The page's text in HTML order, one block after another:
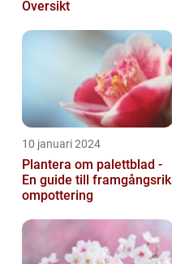
Översikt
10 januari 2024
Plantera om palettblad -
En guide till framgångsrik
ompottering